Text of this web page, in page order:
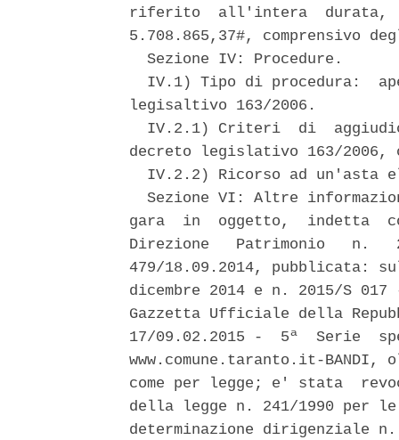
riferito  all'intera  durata,
5.708.865,37#, comprensivo
  Sezione IV: Procedure.
IV.1) Tipo di procedura:
legisaltivo 163/2006.
IV.2.1) Criteri  di
decreto legislativo 163/
IV.2.2) Ricorso ad un'asta
Sezione VI: Altre
gara  in  oggetto,  indetta
Direzione   Patrimonio   n.
479/18.09.2014, pubblicata:
dicembre 2014 e n. 2015/S
Gazzetta Ufficiale della
17/09.02.2015 -  5ª  Serie
www.comune.taranto.it-
come per legge; e' stata
della legge n. 241/1990 per
determinazione dirigenziale